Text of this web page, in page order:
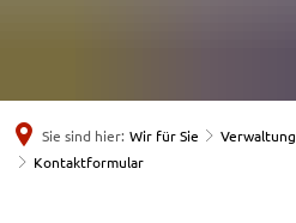
Sie sind hier: Wir für Sie Verwaltung
Kontaktformular